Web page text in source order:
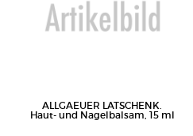
ALLGAEUER LATSCHENK.
Haut- und Nagelbalsam, 15 ml